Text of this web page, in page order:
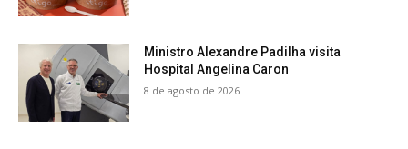
Ministro Alexandre Padilha visita
Hospital Angelina Caron
8 de agosto de 2026